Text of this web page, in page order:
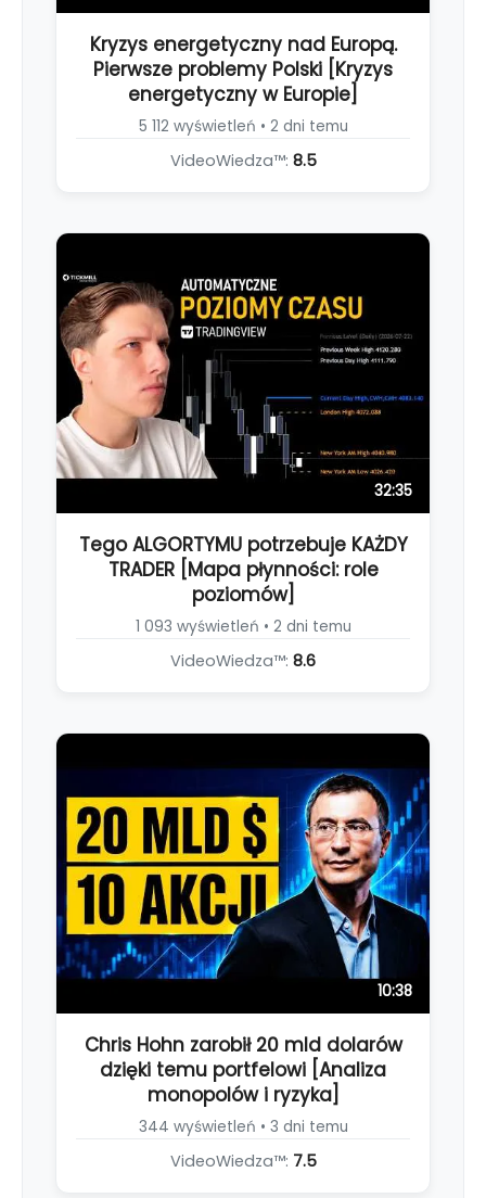
Kryzys energetyczny nad Europą.
Pierwsze problemy Polski [Kryzys
energetyczny w Europie]
5 112 wyświetleń • 2 dni temu
VideoWiedza™: 8.5
32:35
Tego ALGORTYMU potrzebuje KAŻDY
TRADER [Mapa płynności: role
poziomów]
1 093 wyświetleń • 2 dni temu
VideoWiedza™: 8.6
10:38
Chris Hohn zarobił 20 mld dolarów
dzięki temu portfelowi [Analiza
monopolów i ryzyka]
344 wyświetleń • 3 dni temu
VideoWiedza™: 7.5